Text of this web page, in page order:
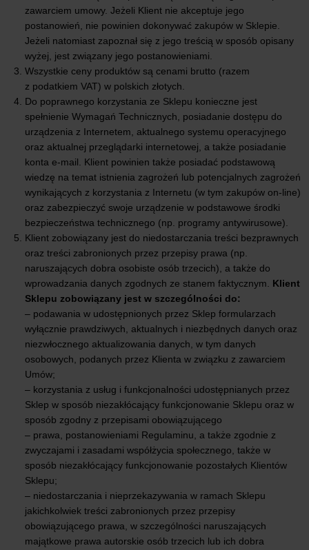
zawarciem umowy. Jeżeli Klient nie akceptuje jego
postanowień, nie powinien dokonywać zakupów w Sklepie.
Jeżeli natomiast zapoznał się z jego treścią w sposób opisany
wyżej, jest związany jego postanowieniami.
Wszystkie ceny produktów są cenami brutto (razem
z podatkiem VAT) w polskich złotych.
Do poprawnego korzystania ze Sklepu konieczne jest
spełnienie Wymagań Technicznych, posiadanie dostępu do
urządzenia z Internetem, aktualnego systemu operacyjnego
oraz aktualnej przeglądarki internetowej, a także posiadanie
konta e-mail. Klient powinien także posiadać podstawową
wiedzę na temat istnienia zagrożeń lub potencjalnych zagrożeń
wynikających z korzystania z Internetu (w tym zakupów on-line)
oraz zabezpieczyć swoje urządzenie w podstawowe środki
bezpieczeństwa technicznego (np. programy antywirusowe).
Klient zobowiązany jest do niedostarczania treści bezprawnych
oraz treści zabronionych przez przepisy prawa (np.
naruszających dobra osobiste osób trzecich), a także do
wprowadzania danych zgodnych ze stanem faktycznym. Klient
Sklepu zobowiązany jest w szczególności do:
– podawania w udostępnionych przez Sklep formularzach
wyłącznie prawdziwych, aktualnych i niezbędnych danych oraz
niezwłocznego aktualizowania danych, w tym danych
osobowych, podanych przez Klienta w związku z zawarciem
Umów;
– korzystania z usług i funkcjonalności udostępnianych przez
Sklep w sposób niezakłócający funkcjonowanie Sklepu oraz w
sposób zgodny z przepisami obowiązującego
– prawa, postanowieniami Regulaminu, a także zgodnie z
zwyczajami i zasadami współżycia społecznego, także w
sposób niezakłócający funkcjonowanie pozostałych Klientów
Sklepu;
– niedostarczania i nieprzekazywania w ramach Sklepu
jakichkolwiek treści zabronionych przez przepisy
obowiązującego prawa, w szczególności naruszających
majątkowe prawa autorskie osób trzecich lub ich dobra